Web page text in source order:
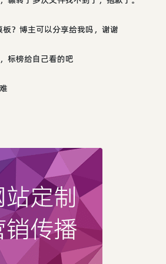
？博主可以分享给我吗，谢谢
标榜给自己看的吧